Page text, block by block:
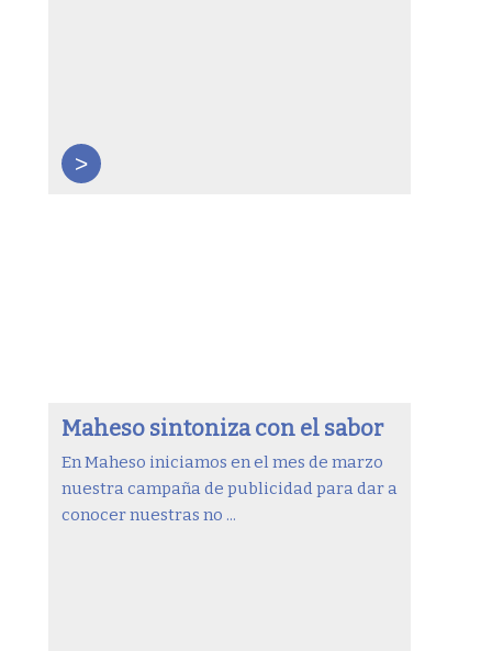
>
Maheso sintoniza con el sabor
En Maheso iniciamos en el mes de marzo
nuestra campaña de publicidad para dar a
conocer nuestras no ...